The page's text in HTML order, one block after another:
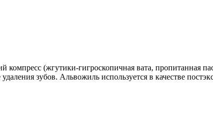
компресс (жгутики-гигроскопичная вата, пропитанная
зубов. Альвожиль используется в качестве